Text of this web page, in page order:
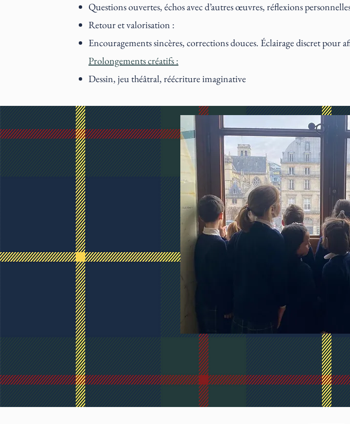
Questions ouvertes, échos avec d’autres œuvres, réflexions
Retour et valorisation :
Encouragements sincères, corrections douces. Éclairage discret pour
Prolongements créatifs :
Dessin, jeu théâtral, réécriture imaginative